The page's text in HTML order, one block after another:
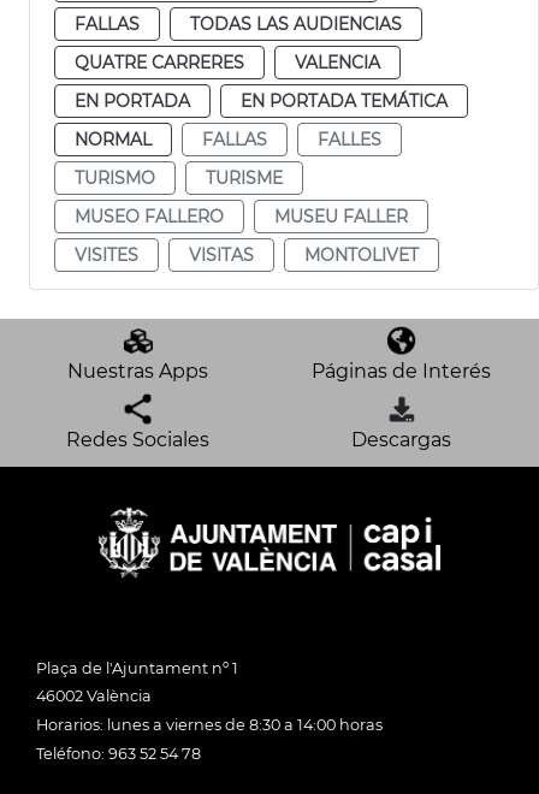
FALLAS
TODAS LAS AUDIENCIAS
QUATRE CARRERES
VALENCIA
EN PORTADA
EN PORTADA TEMÁTICA
NORMAL
FALLAS
FALLES
TURISMO
TURISME
MUSEO FALLERO
MUSEU FALLER
VISITES
VISITAS MONTOLIVET
Nuestras Apps Páginas de Interés
Redes Sociales Descargas
Plaça de l'Ajuntament nº 1
46002 València
Horarios: lunes a viernes de 8:30 a 14:00 horas
Teléfono: 963 52 54 78